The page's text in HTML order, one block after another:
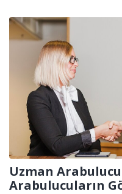
Uzman
Arabulucuların